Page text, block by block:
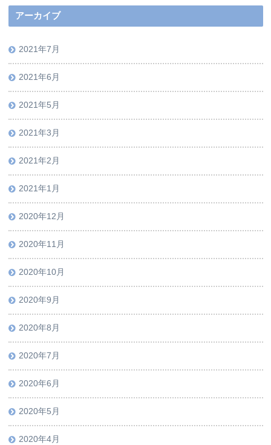
アーカイブ
2021年7月
2021年6月
2021年5月
2021年3月
2021年2月
2021年1月
2020年12月
2020年11月
2020年10月
2020年9月
2020年8月
2020年7月
2020年6月
2020年5月
2020年4月